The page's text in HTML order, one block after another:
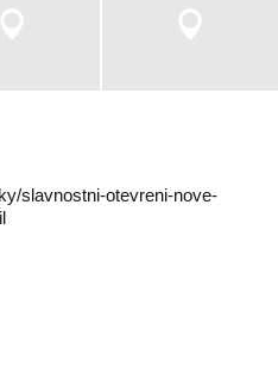
slavnostni-otevreni-nove-